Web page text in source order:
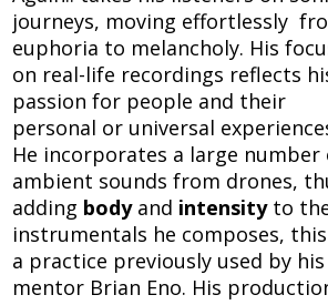
journeys, moving effortlessly
euphoria to melancholy. His
on real-life recordings reflects
passion for people and their
personal or universal
He incorporates a large number
ambient sounds from drones,
adding bodyand intensityto
instrumentals he composes,
a practice previously used by his
mentor Brian Eno. His